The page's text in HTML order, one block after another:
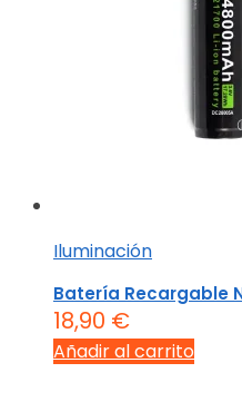
Iluminación
Batería Recargable
18,90 €
Añadir al carrito